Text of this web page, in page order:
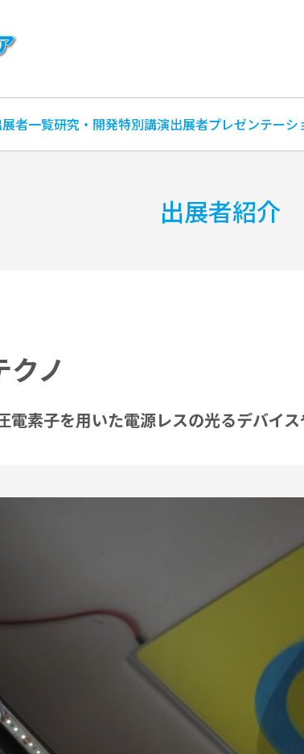
者一覧研究・開発特別講演出展者プレゼンテーシ
出展者紹介
ノ
素子を用いた電源レスの光るデバイス